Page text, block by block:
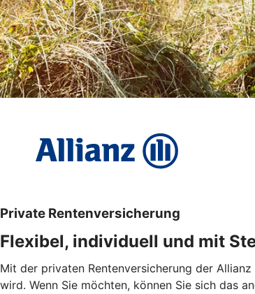
Private Rentenversicherung
Flexibel, individuell und mit
Mit der privaten Rentenversicherung der
wird. Wenn Sie möchten, können Sie sich das